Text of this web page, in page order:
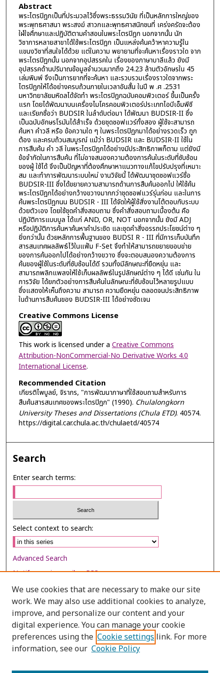
Abstract
พระไตรปิฎกเป็นที่ประมวลไว้ซึ่งพระธรรมวินัย ที่เป็นหลักการใหญ่ของ
พระพุทธศาสนา พระสงฆ์ สาวกและพุทธศาสนิกชนที่ เคร่งครัดจะต้อง
ใฝ่ใจศึกษาและปฏิบัติตามคำสอนในพระไตรปิฎก นอกจากนั้น นัก
วิชาการหลายสาขาได้ใช้พระไตรปิฎก เป็นแหล่งค้นคว้าหาความรู้ใน
แขนงวิชาที่สนใจได้ด้วย แต่ในความ พยายามที่จะค้นหาเรื่องราวใด จาก
พระไตรปิฎกนั้น นอกจากอุปสรรคใน เรื่องของภาษาบาลีแล้ว ยังมี
อุปสรรคด้านปริมาณข้อมูลจำนวนมากถึง 24.23 ล้านตัวอักษรใน 45
เล่มพิมพ์ จึงเป็นการยากที่จะค้นหา และรวบรวมเรื่องราวใดจากพระ
ไตรปิฎกให้ได้อย่างครบถ้วนภายในเวลาอันสั้น ในปี พ .ศ .2531
มหาวิทยาลัยมหิดลได้จัดทำ พระไตรปิฎกฉบับคอมพิวเตอร์ ขึ้นเป็นครั้ง
แรก โดยได้พัฒนาบนเครื่องไมโครคอมพิวเตอร์ประเภทไอบีเอ็มพีซี
และเรียกชื่อว่า BUDSIR ในลำดับต่อมา ได้พัฒนา BUDSIR-II ซึ่ง
เป็นฉบับอักษรโรมันได้สำเร็จ ด้วยชุดซอฟแวร์ทั้งสอง ผู้ใช้จะสามารถ
ค้นหา คำวลี หรือ ข้อความใด ๆ ในพระไตรปิฎกมาได้อย่างรวดเร็ว ถูก
ต้อง และครบถ้วนสมบูรณ์ แม้ว่า BUDSIR และ BUDSIR-II ใช้ใน
การสืบค้น คำ วลี ในพระไตรปิฎกได้อย่างมีประสิทธิภาพก็ตาม แต่ยังมี
ข้อจำกัดในการสืบค้น ที่ไม่อาจสนองความต้องการค้นในระดับที่ซับซ้อน
ของผู้ ใช้ได้ จึงเป็นปัญหาที่ต้องศึกษาหาแนวทางแก้ไขปรับปรุงที่เหมาะ
สม และทำการพัฒนาระบบใหม่ งานวิจัยนี้ ได้พัฒนาชุดซอฟแวร์ชื่อ
BUDSIR-III ซึ่งได้ขยายความสามารถด้านการสืบค้นออกไป ให้ใช้ค้น
พระไตรปิฎกได้อย่างกว้างขวางมากกว่าชุดซอฟแวร์รุ่นก่อน และในการ
ค้นพระไตรปิฎกนน BUDSIR - III ได้จัดให้ผู้ใช้สั่งงานโต้ตอบกับระบบ
ด้วยตัวเอง โดยใช้ชุดคำสั่งสอบถาม ซึ่งคำสั่งสอบถามเบื้องต้น คือ
ปฏิบัติการแบบบูล ได้แก่ AND, OR, NOT นอกจากนั้น ยังมี ADJ
หรือปฏิบัติการค้นหาค้นหาคำประชิด และชุดคำสั่งอรรถประโยชน์ต่าง ๆ
ยิ่งกว่านั้น ด้วยหลักการพื้นฐานของ BUDSI R - III ที่มีการเก็บบันทึก
สารสนเทศผลลัพธ์ไว้ในแฟ้ม F-Set จึงทำให้สามารถขยายขอบข่าย
ของการค้นออกไปได้อย่างกว้างขวาง ซึ่งจะตอบสนองความต้องการ
ค้นของผู้ใช้ในระดับที่ซับช้อนได้ดี รวมทั้งมีลักษณะที่ยืดหยุ่น และ
สามารถพลิกแพลงให้ใช้เก็บผลลัพธ์ในรูปลักษณ์ต่าง ๆ ได้ดี เช่นกัน ใน
การวิจัย ได้ยกตัวอย่างการสืบค้นในลักษณะที่ซับซ้อนไว้หลายรูปแบบ
ซึ่งแสดงให้เห็นถึงความ สามารถ ความยืดหยุ่น ตลอดจนประสิทธิภาพ
ในด้านการสืบค้นของ BUDSIR-III ได้อย่างชัดเจน
Creative Commons License
This work is licensed under a Creative Commons
Attribution-NonCommercial-No Derivative Works 4.0
International License.
Recommended Citation
เกียรติไพบูลย์, จิราภร, "การพัฒนาภาษาที่ใช้สอบถามสำหรับการ
สืบค้นสารสนเทศของพระไตรปิฎก" (1990). Chulalongkorn
University Theses and Dissertations (Chula ETD). 40574.
https://digital.car.chula.ac.th/chulaetd/40574
Search
Enter search terms:
Select context to search:
Advanced Search
Notify me via email orRSS
Browse
Collections
Disciplines
Authors
We use cookies that are necessary to make our site
work. We may also use additional cookies to analyze,
improve, and personalize our content and your
digital experience. You can manage your cookie
preferences using the Cookie settings link. For more
information, see our Cookie Policy